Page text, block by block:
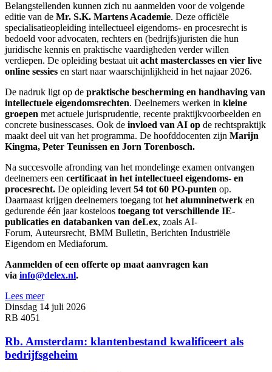
Belangstellenden kunnen zich nu aanmelden voor de volgende
editie van de Mr. S.K. Martens Academie. Deze officiële
specialisatieopleiding intellectueel eigendoms- en procesrecht is
bedoeld voor advocaten, rechters en (bedrijfs)juristen die hun
juridische kennis en praktische vaardigheden verder willen
verdiepen. De opleiding bestaat uit acht masterclasses en vier live
online sessies en start naar waarschijnlijkheid in het najaar 2026.
De nadruk ligt op de praktische bescherming en handhaving van
intellectuele eigendomsrechten. Deelnemers werken in kleine
groepen met actuele jurisprudentie, recente praktijkvoorbeelden en
concrete businesscases. Ook de invloed van AI op de rechtspraktijk
maakt deel uit van het programma. De hoofddocenten zijn Marijn
Kingma, Peter Teunissen en Jorn Torenbosch.
Na succesvolle afronding van het mondelinge examen ontvangen
deelnemers een certificaat in het intellectueel eigendoms- en
procesrecht. De opleiding levert 54 tot 60 PO-punten op.
Daarnaast krijgen deelnemers toegang tot het alumninetwerk en
gedurende één jaar kosteloos toegang tot verschillende IE-
publicaties en databanken van deLex, zoals AI-
Forum, Auteursrecht, BMM Bulletin, Berichten Industriële
Eigendom en Mediaforum.
Aanmelden of een offerte op maat aanvragen kan
via info@delex.nl.
Lees meer
Dinsdag 14 juli 2026
RB 4051
Rb. Amsterdam: klantenbestand kwalificeert als
bedrijfsgeheim